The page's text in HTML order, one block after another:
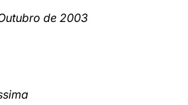
de 2003